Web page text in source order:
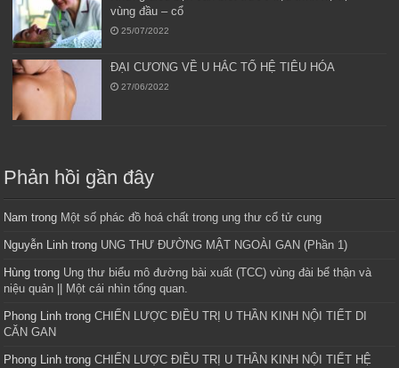
vùng đầu – cổ
25/07/2022
ĐẠI CƯƠNG VỀ U HẮC TỐ HỆ TIÊU HÓA
27/06/2022
Phản hồi gần đây
Nam trong Một số phác đồ hoá chất trong ung thư cổ tử cung
Nguyễn Linh trong UNG THƯ ĐƯỜNG MẬT NGOÀI GAN (Phần 1)
Hùng trong Ung thư biểu mô đường bài xuất (TCC) vùng đài bể thận và
niệu quản || Một cái nhìn tổng quan.
Phong Linh trongCHIẾN LƯỢC ĐIỀU TRỊ U THẦN KINH NỘI TIẾT DI
CĂN GAN
Phong Linh trongCHIẾN LƯỢC ĐIỀU TRỊ U THẦN KINH NỘI TIẾT HỆ